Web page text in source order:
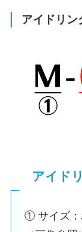
アイドリン
アイド
① サイズ：